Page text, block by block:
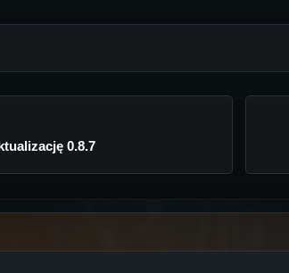
0.8.7